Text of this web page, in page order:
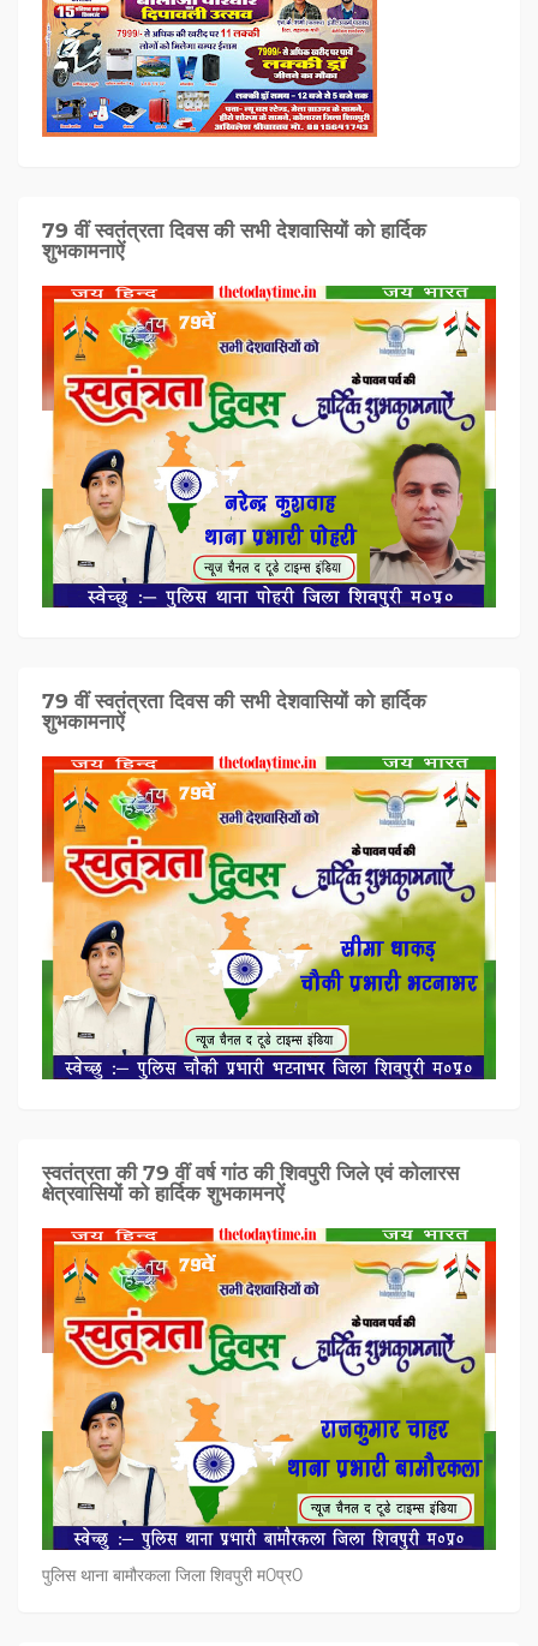
79 वीं स्वतंत्रता दिवस की सभी देशवासियों को हार्दिक
शुभकामनाऐं
79 वीं स्वतंत्रता दिवस की सभी देशवासियों को हार्दिक
शुभकामनाऐं
स्वतंत्रता की 79 वीं वर्ष गांठ की शिवपुरी जिले एवं कोलारस
क्षेत्रवासियों को हार्दिक शुभकामनऐं
पुलिस थाना बामौरकला जिला शिवपुरी म0प्र0